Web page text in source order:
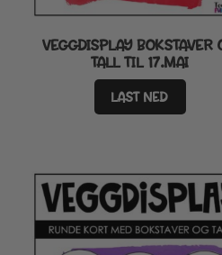
VEGGDISPLAY BOKSTAVER
TALL TIL 17.MAI
LAST NED